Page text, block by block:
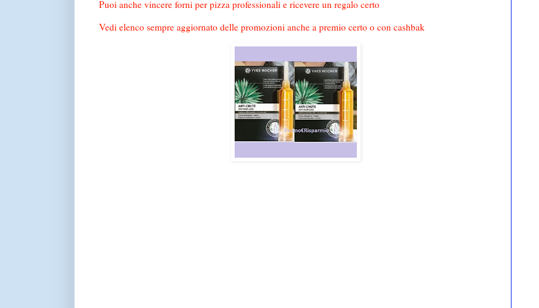
Puoi anche vincere forni per pizza professionali e ricevere un regalo certo
Vedi elenco sempre aggiornato delle promozioni anche a premio certo o con cashbak